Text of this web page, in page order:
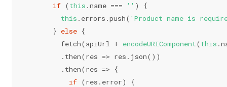
if ( this .name === '' ) {
this .errors.push( 'Product name is
      }
else {
        fetch(apiUrl +
encodeURIComponent( this
        .then(
res => res.json())
        .then(
res => {
if (res.error) {